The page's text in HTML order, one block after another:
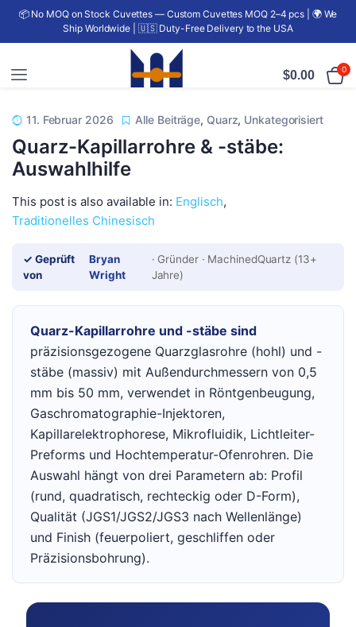
📦 No MOQ on Stock Cuvettes — Custom Cuvettes MOQ 2–4 pcs | 🌍 We
Ship Worldwide | 🇺🇸 Duty-Free Delivery to the USA
$0.00 0
11. Februar 2026 Alle Beiträge, Quarz, Unkategorisiert
Quarz-Kapillarrohre & -stäbe:
Auswahlhilfe
This post is also available in: Englisch
Traditionelles Chinesisch
✓ Geprüft
von
Bryan
Wright
· Gründer · MachinedQuartz (13+
Jahre)
Quarz-Kapillarrohre und -stäbe sind
präzisionsgezogene Quarzglasrohre (hohl) und -
stäbe (massiv) mit Außendurchmessern von 0,5
mm bis 50 mm, verwendet in Röntgenbeugung,
Gaschromatographie-Injektoren,
Kapillarelektrophorese, Mikrofluidik, Lichtleiter-
Preforms und Hochtemperatur-Ofenrohren. Die
Auswahl hängt von drei Parametern ab: Profil
(rund, quadratisch, rechteckig oder D-Form),
Qualität (JGS1/JGS2/JGS3 nach Wellenlänge)
und Finish (feuerpoliert, geschliffen oder
Präzisionsbohrung).